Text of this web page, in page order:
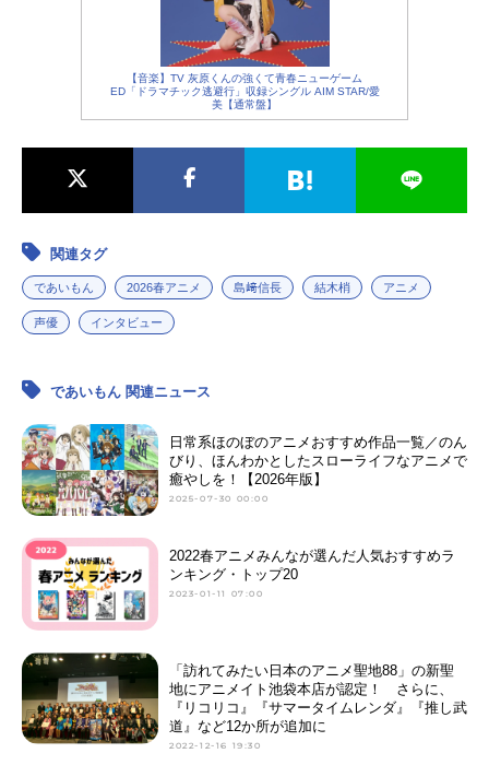
【音楽】TV 灰原くんの強くて青春ニューゲーム
ED「ドラマチック逃避行」収録シングル AIM STAR/愛
美【通常盤】
関連タグ
であいもん 2026春アニメ 島﨑信長 結木梢 アニメ
声優 インタビュー
であいもん 関連ニュース
日常系ほのぼのアニメおすすめ作品一覧／のん
びり、ほんわかとしたスローライフなアニメで
癒やしを！【2026年版】
2025-07-30 00:00
2022春アニメみんなが選んだ人気おすすめラ
ンキング・トップ20
2023-01-11 07:00
「訪れてみたい日本のアニメ聖地88」の新聖
地にアニメイト池袋本店が認定！ さらに、
『リコリコ』『サマータイムレンダ』『推し武
道』など12か所が追加に
2022-12-16 19:30